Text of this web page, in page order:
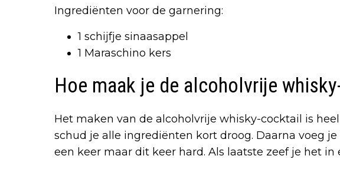
Ingrediënten voor de garnering:
1 schijfje sinaasappel
1 Maraschino kers
Hoe maak je de alcoholvrije
Het maken van de alcoholvrije whisky-cocktail is
schud je alle ingrediënten kort droog. Daarna voeg
een keer maar dit keer hard. Als laatste zeef je het in